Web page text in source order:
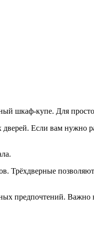
шкаф-купе. Для
Если вам нужно
Трёхдверные
Важно